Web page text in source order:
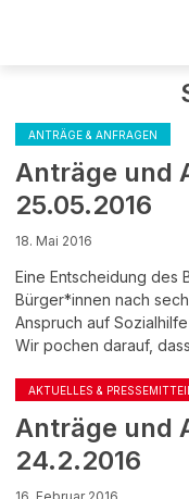
ANTRÄGE & ANFRAGEN
Anträge und
25.05.2016
18. Mai 2016
Eine Entscheidung des
Bürger*innen nach
Anspruch auf
Wir pochen darauf,
AKTUELLES &
Anträge und
24.2.2016